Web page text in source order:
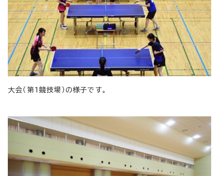
大会（第1競技場）の様子です。